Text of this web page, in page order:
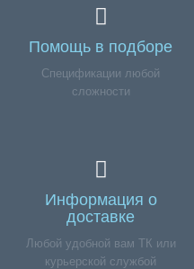
Помощь в подборе
Спецификации любой
сложности
Информация о
доставке
Любой удобной вам ТК или
курьерской службой